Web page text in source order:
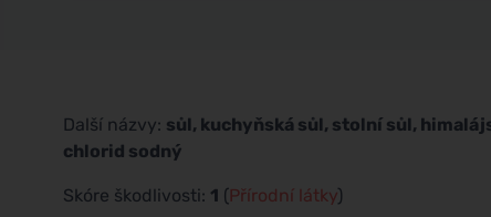
Další názvy: sůl, kuchyňská sůl, stolní sůl,
chlorid sodný
Skóre škodlivosti: 1 (Přírodní látky)